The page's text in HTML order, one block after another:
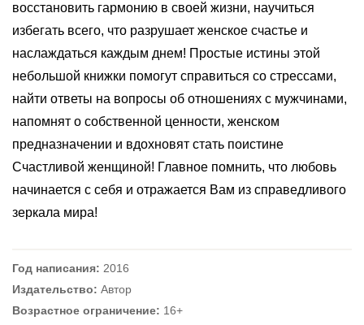
восстановить гармонию в своей жизни, научиться
избегать всего, что разрушает женское счастье и
наслаждаться каждым днем! Простые истины этой
небольшой книжки помогут справиться со стрессами,
найти ответы на вопросы об отношениях с мужчинами,
напомнят о собственной ценности, женском
предназначении и вдохновят стать поистине
Счастливой женщиной! Главное помнить, что любовь
начинается с себя и отражается Вам из справедливого
зеркала мира!
Год написания: 2016
Издательство: Автор
Возрастное ограничение: 16+